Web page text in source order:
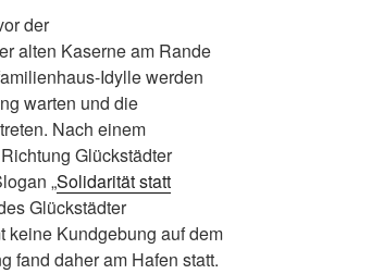
der
alten Kaserne am Rande
Idylle werden
warten und die
Nach einem
Glückstädter
„Solidarität statt
Glückstädter
keine Kundgebung auf dem
fand daher am Hafen statt.